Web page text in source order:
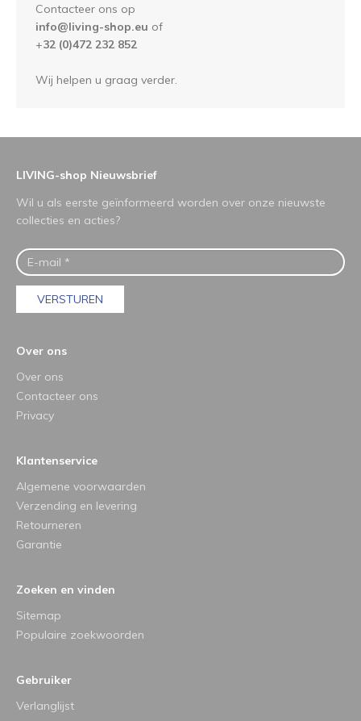
Contacteer ons op
info@living-shop.eu of
+32 (0)472 232 852
Wij helpen u graag verder.
LIVING-shop Nieuwsbrief
Wil u als eerste geïnformeerd worden over onze nieuwste
collecties en acties?
VERSTUREN
Over ons
Over ons
Contacteer ons
Privacy
Klantenservice
Algemene voorwaarden
Verzending en levering
Retourneren
Garantie
Zoeken en vinden
Sitemap
Populaire zoekwoorden
Gebruiker
Verlanglijst